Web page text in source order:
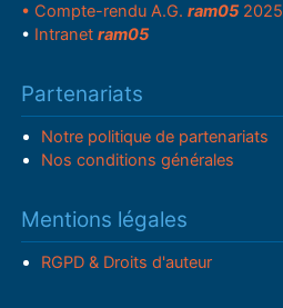
• Compte-rendu A.G.ram05 2025
• Intranetram05
Partenariats
Notre politique de partenariats
Nos conditions générales
Mentions légales
RGPD & Droits d'auteur